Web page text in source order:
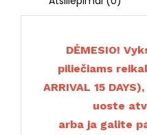
DĖMESIO!
piliečiams
ARRIVAL 15
uoste
arba ja galite